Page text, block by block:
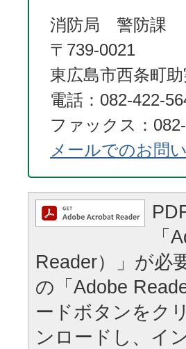
消防局 警防課
〒739-0021
東広島市西条町
電話：082-422-
ファックス：
メールでのお問
「
Reader）」が必
の「Adobe
ードボタンをク
ンロードし、イ